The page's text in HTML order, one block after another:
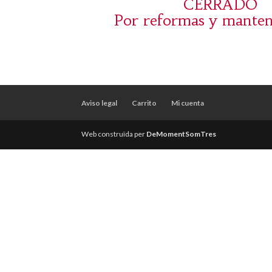
CERRADO
Por reformas y
Aviso legal Carrito Mi cuenta
Web construïda per DeMomentSomTres